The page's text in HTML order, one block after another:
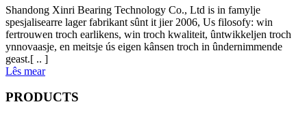
Shandong Xinri Bearing Technology Co., Ltd is in famylje
spesjalisearre lager fabrikant sûnt it jier 2006, Us filosofy: win
fertrouwen troch earlikens, win troch kwaliteit, ûntwikkeljen troch
ynnovaasje, en meitsje ús eigen kânsen troch in ûndernimmende
geast.[ .. ]
Lês mear
PRODUCTS